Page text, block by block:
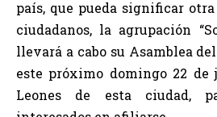
país, que pueda significar
ciudadanos, la agrupación
llevará a cabo su Asamblea
este próximo domingo 22 de
Leones de esta ciudad,